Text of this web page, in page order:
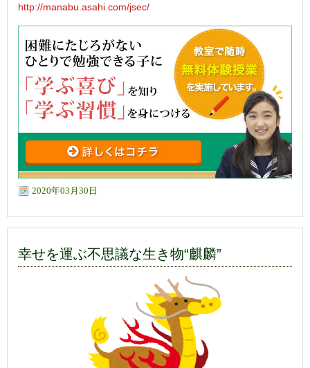
http://manabu.asahi.com/jsec/
2020年03月30日
幸せを運ぶ不思議な生き物“麒麟”